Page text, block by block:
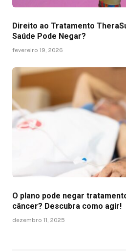
Direito ao Tratamento
Saúde Pode Negar?
fevereiro 19, 2026
O plano pode negar
câncer? Descubra como agir!
dezembro 11, 2025